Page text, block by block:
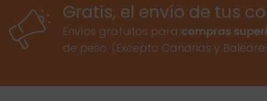
Gratis, el envío de tus
Envíos gratuitos para compras
de peso. (Excepto Canarias y